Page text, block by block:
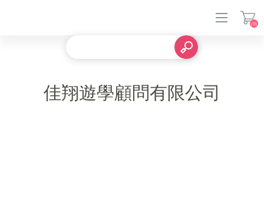
(0)
佳翔遊學顧問有限公司